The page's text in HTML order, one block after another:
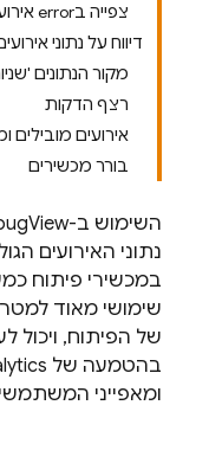
צפייה בerror אירועים
דיווח על נתוני
מקור הנתונים
רצף הדקות
אירועים מובילים
בורר מכשירים
נתוני האירועים
במכשירי פיתוח
שימושי מאוד
של הפיתוח, ויכול
בהטמעה של
ומאפייני